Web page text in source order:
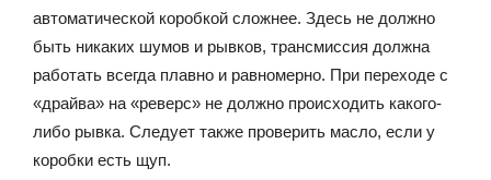
автоматической коробкой сложнее. Здесь не должно
быть никаких шумов и рывков, трансмиссия должна
работать всегда плавно и равномерно. При переходе с
«драйва» на «реверс» не должно происходить какого-
либо рывка. Следует также проверить масло, если у
коробки есть щуп.